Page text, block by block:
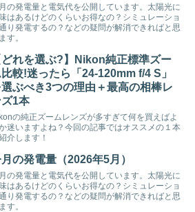
の発電量と電気代を公開しています。太陽光に
はあるけどのくらいお得なの？シミュレーショ
り発電するの？などの疑問が解消できればと思
す。
どれを選ぶ?】Nikon純正標準ズー
較!迷ったら「24-120mm f/4 S」
選ぶべき3つの理由＋最高の相棒レ
ズ1本
の純正ズームレンズが多すぎて何を買えばよ
迷いますよね？今回の記事ではオススメの１本
介します！
の発電量（2026年5月）
の発電量と電気代を公開しています。太陽光に
はあるけどのくらいお得なの？シミュレーショ
り発電するの？などの疑問が解消できればと思
す。